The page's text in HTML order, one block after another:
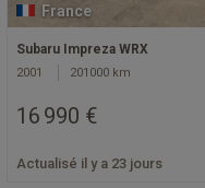
France
Subaru Impreza WRX
2001 201000 km
16 990 €
Actualisé il y a 23 jours